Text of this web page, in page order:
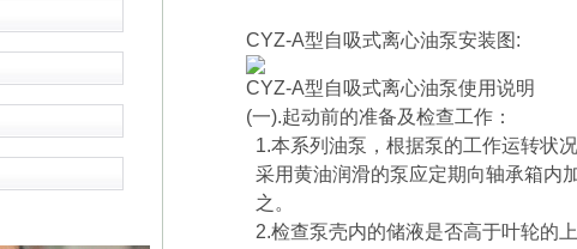
CYZ-A型自吸式离心油泵安装图:
CYZ-A型自吸式离心油泵使用说明
(一).起动前的准备及检查工作：
1.本系列油泵，根据泵的工作运转状
采用黄油润滑的泵应定期向轴承箱内
之。
2.检查泵壳内的储液是否高于叶轮的